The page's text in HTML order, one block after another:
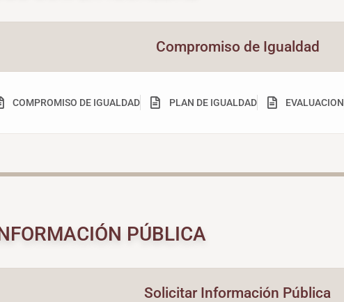
Compromiso de Igualdad
COMPROMISO DE IGUALDAD PLAN DE IGUALDAD EVALUACION
PÚBLICA
Solicitar Información Pública